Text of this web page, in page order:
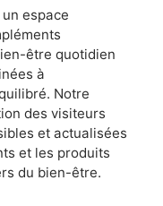
un espace
être quotidien
à
Notre
des visiteurs
et actualisées
et les produits
du bien-être.